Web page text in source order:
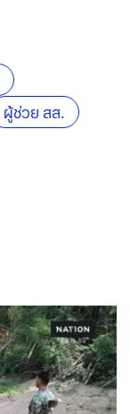
ผู้ช่วย สส.